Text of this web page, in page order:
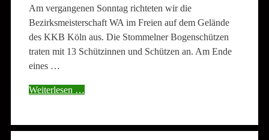
Am vergangenen Sonntag richteten wir die
Bezirksmeisterschaft WA im Freien auf dem Gelände
des KKB Köln aus. Die Stommelner Bogenschützen
traten mit 13 Schützinnen und Schützen an. Am Ende
eines …
Weiterlesen …